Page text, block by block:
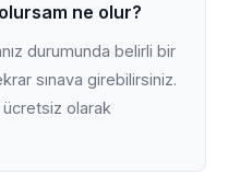
ne olur?
durumunda belirli bir
sınava girebilirsiniz.
olarak